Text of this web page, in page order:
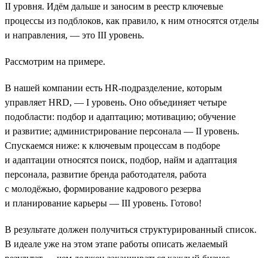
II уровня. Идём дальше и заносим в реестр ключевые
процессы из подблоков, как правило, к ним относятся отделы
и направления, — это III уровень.
Рассмотрим на примере.
В нашей компании есть HR-подразделение, которым
управляет HRD, — I уровень. Оно объединяет четыре
подобласти: подбор и адаптацию; мотивацию; обучение
и развитие; администрирование персонала — II уровень.
Спускаемся ниже: к ключевым процессам в подборе
и адаптации относятся поиск, подбор, найм и адаптация
персонала, развитие бренда работодателя, работа
с молодёжью, формирование кадрового резерва
и планирование карьеры — III уровень. Готово!
В результате должен получиться структурированный список.
В идеале уже на этом этапе работы описать желаемый